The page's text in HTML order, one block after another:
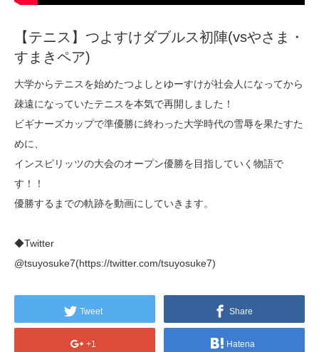
【テニス】つよすけダブルス初陣(vsやさま・
すまきペア)
大学からテニスを始めたつよしとゆーすけが社会人になってから
疎遠になっていたテニスを本気で再開しました！
ビギナーズカップで準優勝に終わった大学時代の雪辱を果たすた
めに、
インスピリッツの大会のオープン優勝を目指していく物語で
す！！
優勝するまでの軌跡を動画にしていきます。
◆Twitter
@tsuyosuke7(https://twitter.com/tsuyosuke7)
Tweet Share
+1 Hatena